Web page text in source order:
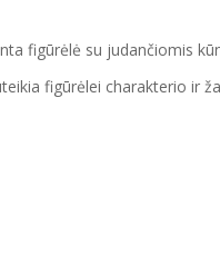
figūrėlė su judančiomis
figūrėlei charakterio ir